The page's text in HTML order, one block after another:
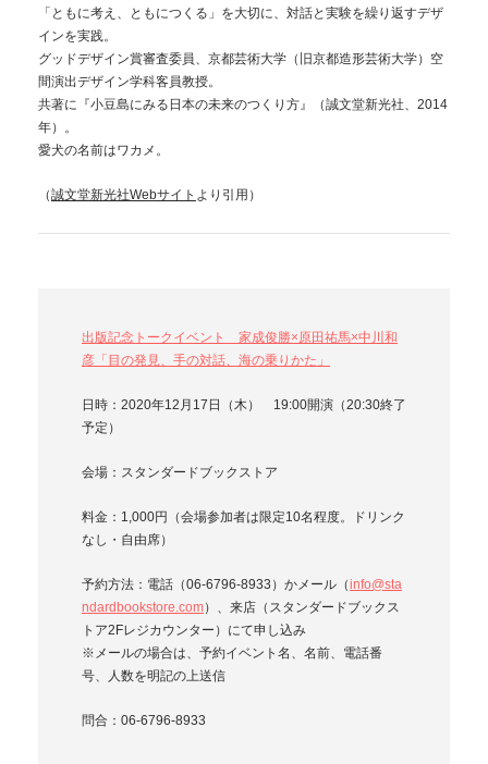
「ともに考え、ともにつくる」を大切に、対話と実験を繰り返すデザ
インを実践。
グッドデザイン賞審査委員、京都芸術大学（旧京都造形芸術大学）空
間演出デザイン学科客員教授。
共著に『小豆島にみる日本の未来のつくり方』（誠文堂新光社、2014
年）。
愛犬の名前はワカメ。
（誠文堂新光社Webサイト より引用）
出版記念トークイベント 家成俊勝×原田祐馬×中川和
彦「目の発見、手の対話、海の乗りかた」
日時：2020年12月17日（木） 19:00開演（20:30終了
予定）
会場：スタンダードブックストア
料金：1,000円（会場参加者は限定10名程度。ドリンク
なし・自由席）
予約方法：電話（06-6796-8933）かメール（info@sta
ndardbookstore.com）、来店（スタンダードブックス
トア2Fレジカウンター）にて申し込み
※メールの場合は、予約イベント名、名前、電話番
号、人数を明記の上送信
問合：06-6796-8933